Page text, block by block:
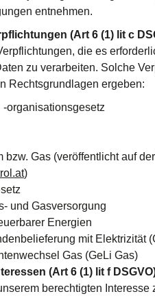
entnehmen.
(Art 6 (1) lit c
die es
zu verarbeiten. Solche
Rechtsgrundlagen ergeben:
organisationsgesetz
bzw. Gas (veröffentlicht auf
)
und Gasversorgung
Energien
mit Elektrizität
Gas (GeLi Gas)
(Art 6 (1) lit f
berechtigten Interesse